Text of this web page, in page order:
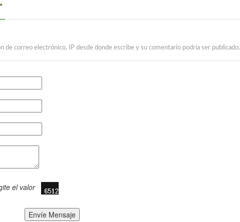
de correo electrónico, IP desde donde escribe y su comentario podría ser publicado.
el valor
Envíe Mensaje